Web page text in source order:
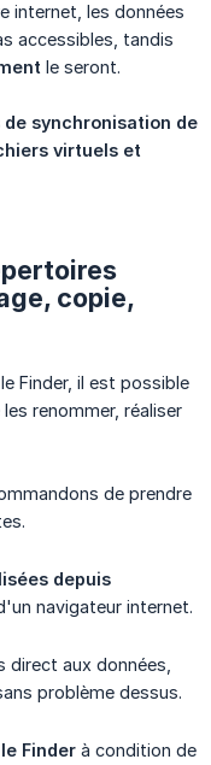
internet, les données
accessibles, tandis
le seront.
synchronisation de
virtuels et
copie,
Finder, il est possible
renommer, réaliser
de prendre
depuis
navigateur internet.
aux données,
problème dessus.
Finder à condition de